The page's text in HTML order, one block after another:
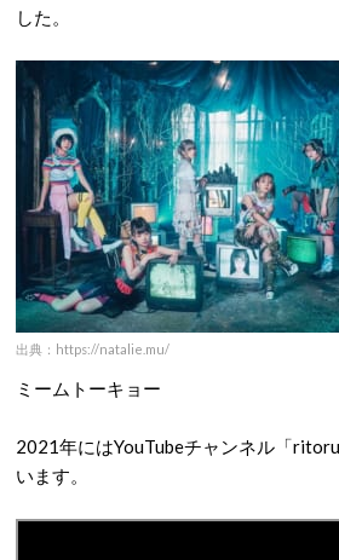
した。
出典：https://natalie.mu/
ミームトーキョー
2021年にはYouTubeチャンネル「
います。